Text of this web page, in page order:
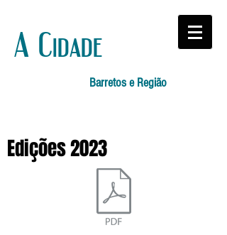
A Cidade
Barretos e Região
Edições 2023